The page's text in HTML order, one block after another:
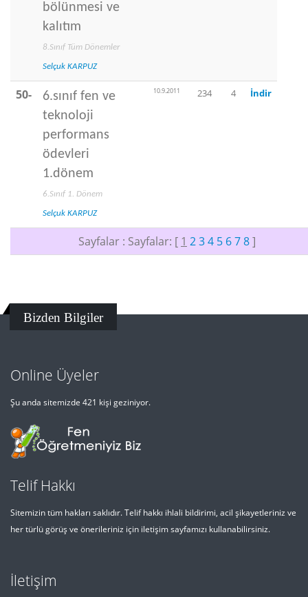
bölünmesi ve
kalıtım
8.Sınıf Tüm Dönemler
Selçuk KARPUZ
50-
6.sınıf fen ve
teknoloji
performans
ödevleri
1.dönem
6.Sınıf 1. Dönem
Selçuk KARPUZ
10.9.2011 234 4 İndir
Sayfalar : Sayfalar: [ 1 234 5 678]
Bizden Bilgiler
Online Üyeler
Şu anda sitemizde 421 kişi geziniyor.
Telif Hakkı
Sitemizin tüm hakları saklıdır. Telif hakkı ihlali bildirimi, acil şikayetleriniz ve
her türlü görüş ve önerileriniz için iletişim sayfamızı kullanabilirsiniz.
İletişim